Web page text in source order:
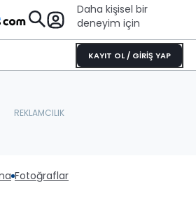
Daha kişisel bir
deneyim için
KAYIT OL / GİRİŞ YAP
Fotoğraflar